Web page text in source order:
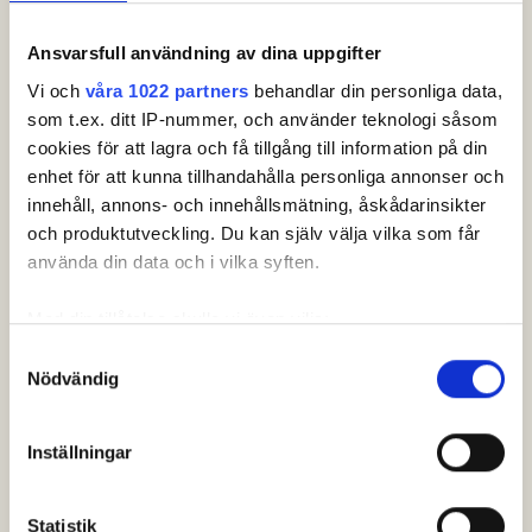
Ansvarsfull användning av dina uppgifter
Vi och våra 1022 partners behandlar din personliga data,
som t.ex. ditt IP-nummer, och använder teknologi såsom
cookies för att lagra och få tillgång till information på din
enhet för att kunna tillhandahålla personliga annonser och
innehåll, annons- och innehållsmätning, åskådarinsikter
och produktutveckling. Du kan själv välja vilka som får
använda din data och i vilka syften.
Med din tillåtelse skulle vi även vilja:
kan ha en noggrannhet på upp till flera meter
Ta reda på mer om hur dina personliga uppgifter
Du kan ändra eller dra tillbaka ditt samtycke när som
Nödvändig
Inställningar
Statistik
38 NILSSON, Kalle
39 SYLVÉN, Joel
STRANDVI, Algot
41 THOMASSEN- OLSSON, Melker
45